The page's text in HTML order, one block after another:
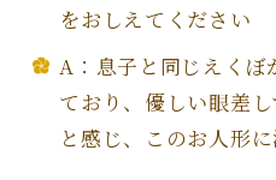
をおしえてください
A：息子と同じえくぼ
ており、優しい眼差
と感じ、このお人形に